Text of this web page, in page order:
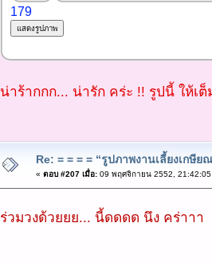
179
น่าร้ากกก... น่ารัก คร่ะ !! รูปนี้ ให้เ
Re: = = = = “รูปภาพงานเลี้ยงเกษี
« ตอบ #207 เมื่อ:09 พฤศจิกายน 2552, 21:42:05
ร่วมวงด้วยยย... นี้ดดดด นึง คร่าาา